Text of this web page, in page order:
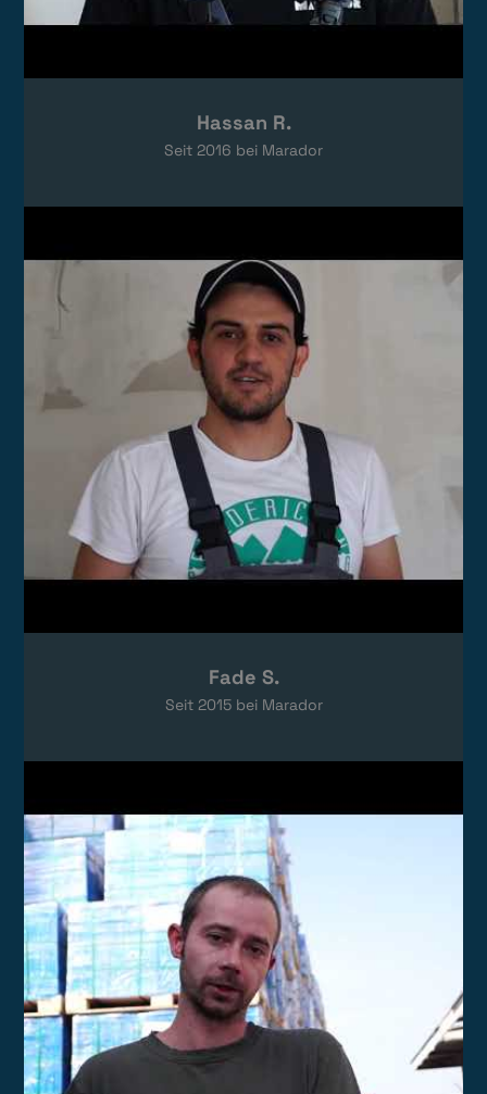
Das Video wird von YouTube eingebettet.
Datenschutzerklärungen
Hassan R.
Seit 2016 bei Marador
Das Video wird von YouTube eingebettet.
Es gelten die
Datenschutzerklärungen
Fade S.
Seit 2015bei Marador